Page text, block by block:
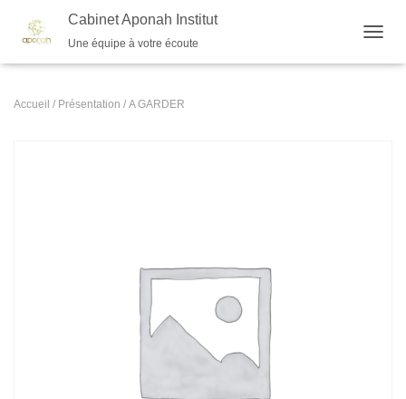
Cabinet Aponah Institut
Une équipe à votre écoute
U
Accueil / Présentation / A GARDER